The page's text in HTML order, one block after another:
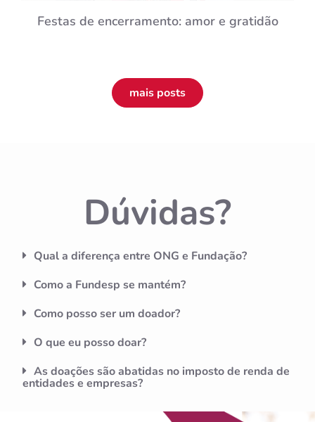
Festas de encerramento: amor e gratidão
mais posts
Dúvidas?
Qual a diferença entre ONG e Fundação?
Como a Fundesp se mantém?
Como posso ser um doador?
O que eu posso doar?
As doações são abatidas no imposto de renda de
entidades e empresas?